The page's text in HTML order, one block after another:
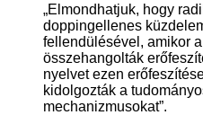
„Elmondhatjuk, hogy
doppingellenes
fellendülésével, amikor
összehangolták
nyelvet ezen
kidolgozták a
mechanizmusokat”.